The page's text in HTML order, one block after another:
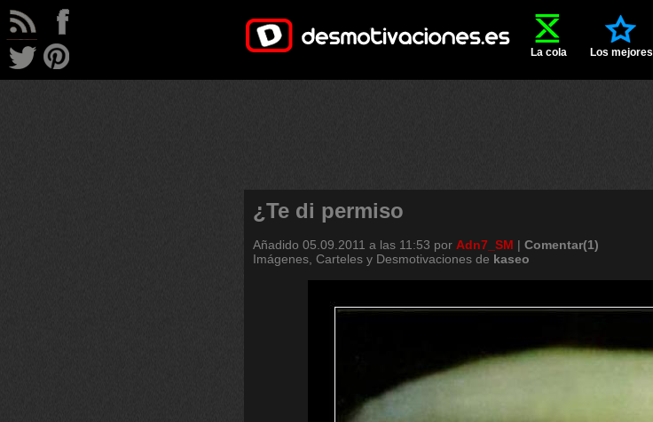
La cola Los mejores
¿Te di permiso
Añadido 05.09.2011 a las 11:53 por Adn7_SM | Comentar(1)
Imágenes, Carteles y Desmotivaciones de kaseo